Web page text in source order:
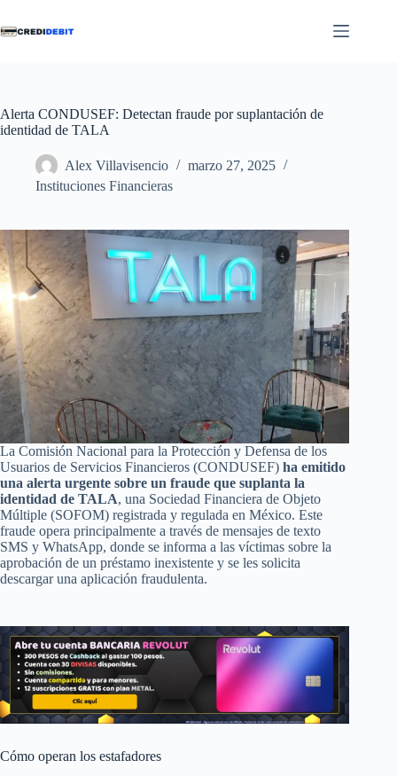
contenido
Alerta CONDUSEF: Detectan fraude por suplantación de
identidad de TALA
Alex Villavisencio
marzo 27, 2025
Instituciones Financieras
La Comisión Nacional para la Protección y Defensa de los
Usuarios de Servicios Financieros (CONDUSEF) ha emitido
una alerta urgente sobre un fraude que suplanta la
identidad de TALA, una Sociedad Financiera de Objeto
Múltiple (SOFOM) registrada y regulada en México. Este
fraude opera principalmente a través de mensajes de texto
SMS y WhatsApp, donde se informa a las víctimas sobre la
aprobación de un préstamo inexistente y se les solicita
descargar una aplicación fraudulenta.
Cómo operan los estafadores